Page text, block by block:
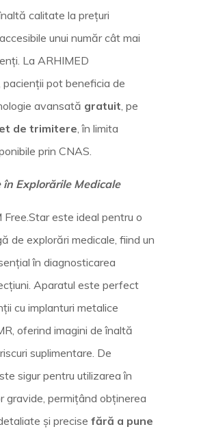
calitate la prețuri
unui număr cât mai
La ARHIMED
pacienții pot beneficia de
avansată gratuit , pe
de trimitere , în limita
prin CNAS.
Explorările Medicale
Free.Star este ideal pentru o
de explorări medicale, fiind un
în diagnosticarea
Aparatul este perfect
cu implanturi metalice
oferind imagini de înaltă
suplimentare. De
sigur pentru utilizarea în
gravide, permițând obținerea
și precise fără a pune